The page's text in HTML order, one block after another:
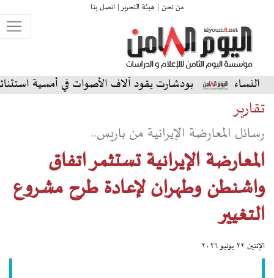
من نحن | هيئة التحرير |اتصل بنا
بودشارت يقود آلاف الأصوات في أمسية استثنائية على
تقارير
رسائل المعارضة الإيرانية من باريس..
المعارضة الإيرانية تستثمر اتفاق
واشنطن وطهران لإعادة طرح مشروع
التغيير
الإثنين ٢٢ يونيو ٢٠٢٦